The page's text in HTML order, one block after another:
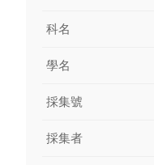
科名
學名
採集號
採集者